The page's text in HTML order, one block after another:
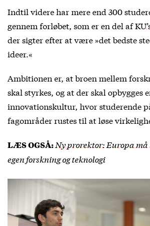
Indtil videre har mere end 300
gennem forløbet, som er en del af
der sigter efter at være »det bedste
ideer.«
Ambitionen er, at broen mellem
skal styrkes, og at der skal opbygges
innovationskultur, hvor studerende
fagområder rustes til at løse
LÆS OGSÅ: Ny prorektor: Europa
egen forskning og teknologi